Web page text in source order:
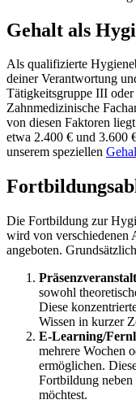
Gehalt als
Als qualifizierte
deiner Verantwortung
Tätigkeitsgruppe III
Zahnmedizinische
von diesen Faktoren
etwa 2.400 € und 3.600
unserem speziellen
Die Fortbildung zur
wird von verschiedenen
angeboten.
sowohl
Diese
Wissen in kurzer
E-Learning/
mehrere Wochen
ermöglichen.
Fortbildung
möchtest.